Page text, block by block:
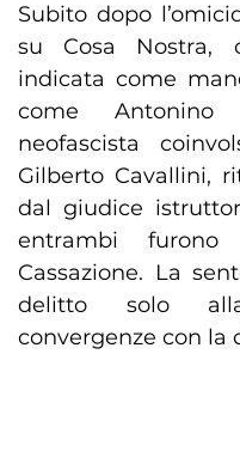
Subito dopo
su Cosa Nostra,
indicata come
come
neofascista
Gilberto Cavallini,
dal giudice
entrambi
Cassazione. La
delitto solo
convergenze con la